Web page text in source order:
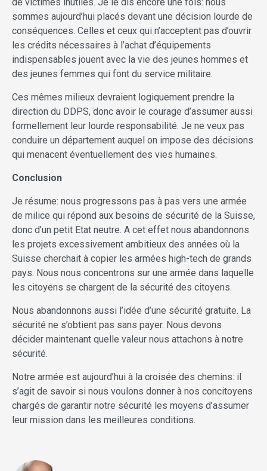
sommes aujourd’hui placés devant une décision lourde de
conséquences. Celles et ceux qui n’acceptent pas d’ouvrir
les crédits nécessaires à l’achat d’équipements
indispensables jouent avec la vie des jeunes hommes et
des jeunes femmes qui font du service militaire.
Ces mêmes milieux devraient logiquement prendre la
direction du DDPS, donc avoir le courage d’assumer aussi
formellement leur lourde responsabilité. Je ne veux pas
conduire un département auquel on impose des décisions
qui menacent éventuellement des vies humaines.
Conclusion
Je résume: nous progressons pas à pas vers une armée
de milice qui répond aux besoins de sécurité de la Suisse,
donc d’un petit Etat neutre. A cet effet nous abandonnons
les projets excessivement ambitieux des années où la
Suisse cherchait à copier les armées high-tech de grands
pays. Nous nous concentrons sur une armée dans laquelle
les citoyens se chargent de la sécurité des citoyens.
Nous abandonnons aussi l’idée d’une sécurité gratuite. La
sécurité ne s’obtient pas sans payer. Nous devons
décider maintenant quelle valeur nous attachons à notre
sécurité.
Notre armée est aujourd’hui à la croisée des chemins: il
s’agit de savoir si nous voulons donner à nos concitoyens
chargés de garantir notre sécurité les moyens d’assumer
leur mission dans les meilleures conditions.